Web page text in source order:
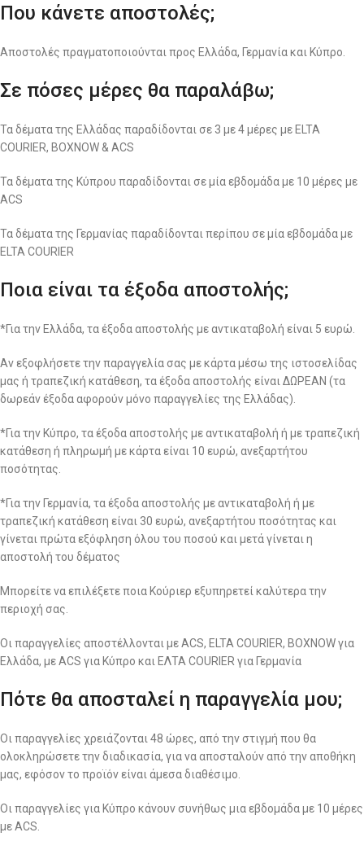
Που κάνετε αποστολές;
Αποστολές πραγματοποιούνται προς Ελλάδα, Γερμανία και Κύπρο.
Σε πόσες μέρες θα παραλάβω;
Τα δέματα της Ελλάδας παραδίδονται σε 3 με 4 μέρες με ELTA
COURIER, BOXNOW & ACS
Τα δέματα της Κύπρου παραδίδονται σε μία εβδομάδα με 10 μέρες με
ACS
Τα δέματα της Γερμανίας παραδίδονται περίπου σε μία εβδομάδα με
ELTA COURIER
Ποια είναι τα έξοδα αποστολής;
*Για την Ελλάδα, τα έξοδα αποστολής με αντικαταβολή είναι 5 ευρώ.
Αν εξοφλήσετε την παραγγελία σας με κάρτα μέσω της ιστοσελίδας
μας ή τραπεζική κατάθεση, τα έξοδα αποστολής είναι ΔΩΡΕΑΝ (τα
δωρεάν έξοδα αφορούν μόνο παραγγελίες της Ελλάδας).
*Για την Κύπρο, τα έξοδα αποστολής με αντικαταβολή ή με τραπεζική
κατάθεση ή πληρωμή με κάρτα είναι 10 ευρώ, ανεξαρτήτου
ποσότητας.
*Για την Γερμανία, τα έξοδα αποστολής με αντικαταβολή ή με
τραπεζική κατάθεση είναι 30 ευρώ, ανεξαρτήτου ποσότητας και
γίνεται πρώτα εξόφληση όλου του ποσού και μετά γίνεται η
αποστολή του δέματος
Μπορείτε να επιλέξετε ποια Κούριερ εξυπηρετεί καλύτερα την
περιοχή σας.
Οι παραγγελίες αποστέλλονται με ACS, ELTA COURIER, BOXNOW για
Ελλάδα, με ACS για Κύπρο και ΕΛΤΑ COURIER για Γερμανία
Πότε θα αποσταλεί η παραγγελία μου;
Οι παραγγελίες χρειάζονται 48 ώρες, από την στιγμή που θα
ολοκληρώσετε την διαδικασία, για να αποσταλούν από την αποθήκη
μας, εφόσον το προϊόν είναι άμεσα διαθέσιμο.
Οι παραγγελίες για Κύπρο κάνουν συνήθως μια εβδομάδα με 10 μέρες
με ACS.